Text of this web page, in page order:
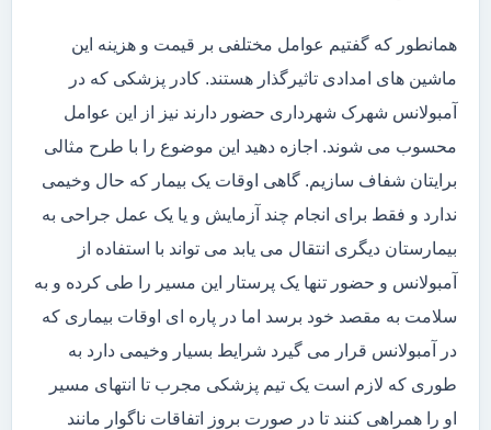
همانطور که گفتیم عوامل مختلفی بر قیمت و هزینه این
ماشین های امدادی تاثیرگذار هستند. کادر پزشکی که در
آمبولانس شهرک شهرداری حضور دارند نیز از این عوامل
محسوب می شوند. اجازه دهید این موضوع را با طرح مثالی
برایتان شفاف سازیم. گاهی اوقات یک بیمار که حال وخیمی
ندارد و فقط برای انجام چند آزمایش و یا یک عمل جراحی به
بیمارستان دیگری انتقال می یابد می تواند با استفاده از
آمبولانس و حضور تنها یک پرستار این مسیر را طی کرده و به
سلامت به مقصد خود برسد اما در پاره ای اوقات بیماری که
در آمبولانس قرار می گیرد شرایط بسیار وخیمی دارد به
طوری که لازم است یک تیم پزشکی مجرب تا انتهای مسیر
او را همراهی کنند تا در صورت بروز اتفاقات ناگوار مانند